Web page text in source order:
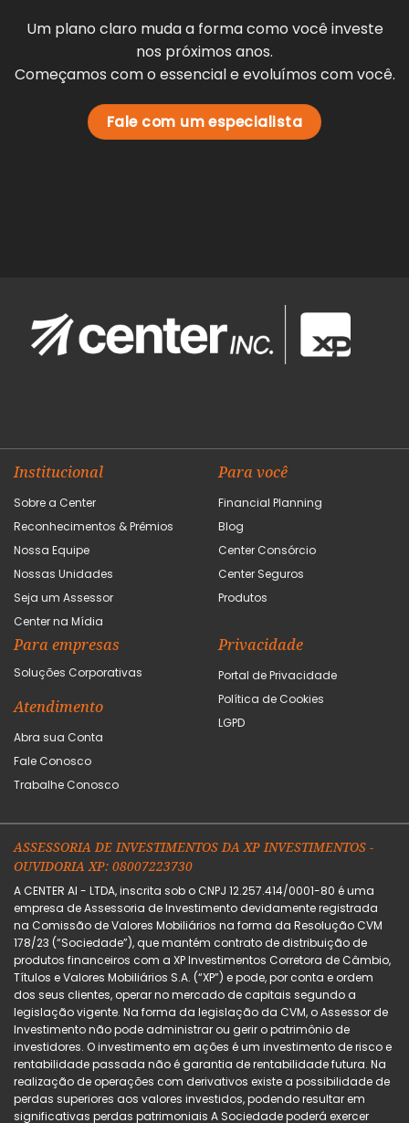
Um plano claro muda a forma como você investe
nos próximos anos.
Começamos com o essencial e evoluímos com você.
Fale com um especialista
Institucional
Sobre a Center
Reconhecimentos & Prêmios
Nossa Equipe
Nossas Unidades
Seja um Assessor
Center na Mídia
Para você
Financial Planning
Blog
Center Consórcio
Center Seguros
Produtos
Para empresas
Soluções Corporativas
Atendimento
Abra sua Conta
Fale Conosco
Trabalhe Conosco
Privacidade
Portal de Privacidade
Política de Cookies
LGPD
ASSESSORIA DE INVESTIMENTOS DA XP INVESTIMENTOS -
OUVIDORIA XP: 08007223730
A CENTER AI - LTDA, inscrita sob o CNPJ 12.257.414/0001-80 é uma
empresa de Assessoria de Investimento devidamente registrada
na Comissão de Valores Mobiliários na forma da Resolução CVM
178/23 (“Sociedade”), que mantém contrato de distribuição de
produtos financeiros com a XP Investimentos Corretora de Câmbio,
Títulos e Valores Mobiliários S.A. (“XP”) e pode, por conta e ordem
dos seus clientes, operar no mercado de capitais segundo a
legislação vigente. Na forma da legislação da CVM, o Assessor de
Investimento não pode administrar ou gerir o patrimônio de
investidores. O investimento em ações é um investimento de risco e
rentabilidade passada não é garantia de rentabilidade futura. Na
realização de operações com derivativos existe a possibilidade de
perdas superiores aos valores investidos, podendo resultar em
significativas perdas patrimoniais A Sociedade poderá exercer